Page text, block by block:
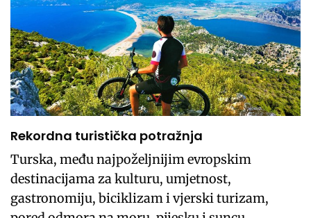
Rekordna turistička potražnja
Turska, među najpoželjnijim evropskim
destinacijama za kulturu, umjetnost,
gastronomiju, biciklizam i vjerski turizam,